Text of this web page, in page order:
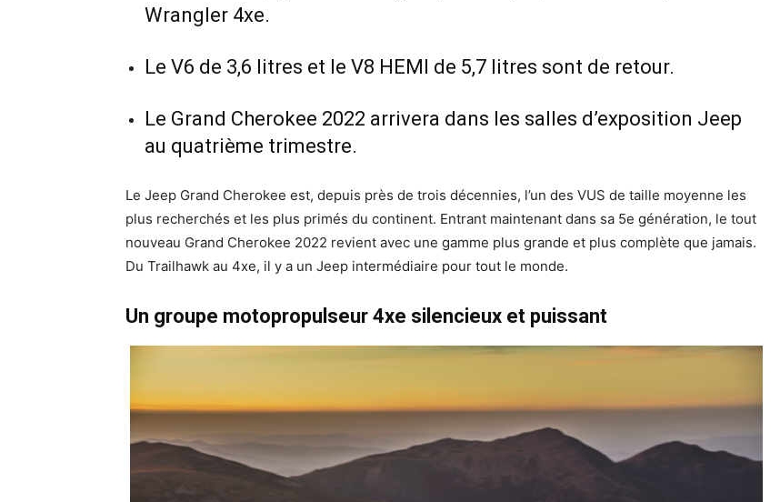
Wrangler 4xe.
Le V6 de 3,6 litres et le V8 HEMI de 5,7 litres sont de retour.
Le Grand Cherokee 2022 arrivera dans les salles d’exposition Jeep
au quatrième trimestre.
Le Jeep Grand Cherokee est, depuis près de trois décennies, l’un des VUS de taille moyenne les
plus recherchés et les plus primés du continent. Entrant maintenant dans sa 5e génération, le tout
nouveau Grand Cherokee 2022 revient avec une gamme plus grande et plus complète que jamais.
Du Trailhawk au 4xe, il y a un Jeep intermédiaire pour tout le monde.
Un groupe motopropulseur 4xe silencieux et puissant